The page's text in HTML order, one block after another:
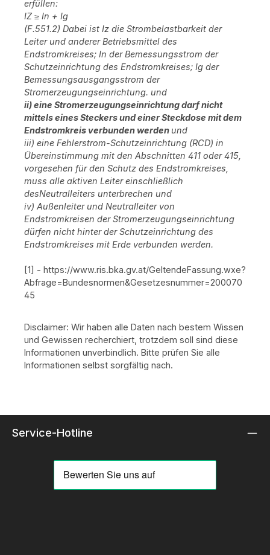
erfüllen:
IZ ≥ In + Ig
(F.551.2) Dabei ist Iz die Strombelastbarkeit der
Leiter und anderer Betriebsmittel des
Endstromkreises; In der Bemessungsstrom der
Schutzeinrichtung des Endstromkreises; Ig der
Bemessungsausgangsstrom der
Stromerzeugungseinrichtung. und
ii) eine Stromerzeugungseinrichtung darf nicht
mittels eines Steckers und einer Steckdose mit dem
Endstromkreis verbunden werden und
iii) eine Fehlerstrom-Schutzeinrichtung (RCD) in
Übereinstimmung mit den Abschnitten 411 oder 415,
vorgesehen für den Schutz des Endstromkreises,
muss alle aktiven Leiter einschließlich
desNeutralleiters unterbrechen und
iv) Außenleiter und Neutralleiter von
Endstromkreisen der Stromerzeugungseinrichtung
dürfen nicht hinter der Schutzeinrichtung des
Endstromkreises mit Erde verbunden werden.
[1] - https://www.ris.bka.gv.at/GeltendeFassung.wxe?
Abfrage=Bundesnormen&Gesetzesnummer=200070
45
Disclaimer: Wir haben alle Daten nach bestem Wissen
und Gewissen recherchiert, trotzdem soll sind diese
Informationen unverbindlich. Bitte prüfen Sie alle
Informationen selbst sorgfältig nach.
Service-Hotline